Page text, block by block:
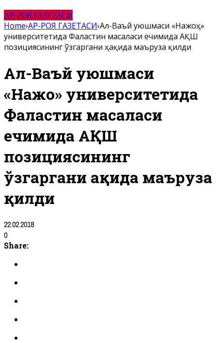
АР-РОЯ ГАЗЕТАСИ
Home›АР-РОЯ ГАЗЕТАСИ›Ал-Ваъй уюшмаси «Нажоҳ»
университетида Фаластин масаласи ечимида АҚШ
позициясининг ўзгаргани ҳақида маъруза қилди
Ал-Ваъй уюшмаси
«Нажоҳ» университетида
Фаластин масаласи
ечимида АҚШ
позициясининг
ўзгаргани ҳақида маъруза
қилди
22.02.2018
0
Share: